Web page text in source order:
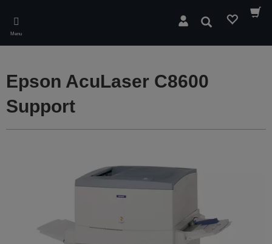
main
content
Menu
Søg
Epson AcuLaser C8600
Support